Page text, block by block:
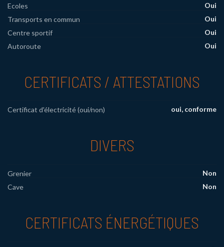
Ecoles
Oui
Transports en commun
Oui
Centre sportif
Oui
Autoroute
Oui
CERTIFICATS / ATTESTATIONS
Certificat d'électricité (oui/non) oui, conforme
DIVERS
Grenier
Non
Cave
Non
CERTIFICATS ÉNERGÉTIQUES